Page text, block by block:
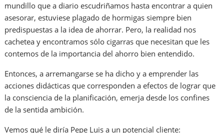
mundillo que a diario escudriñamos hasta encontrar a quien
asesorar, estuviese plagado de hormigas siempre bien
predispuestas a la idea de ahorrar. Pero, la realidad nos
cachetea y encontramos sólo cigarras que necesitan que les
contemos de la importancia del ahorro bien entendido.
Entonces, a arremangarse se ha dicho y a emprender las
acciones didácticas que corresponden a efectos de lograr que
la consciencia de la planificación, emerja desde los confines
de la sentida ambición.
Vemos qué le diría Pepe Luis a un potencial cliente: